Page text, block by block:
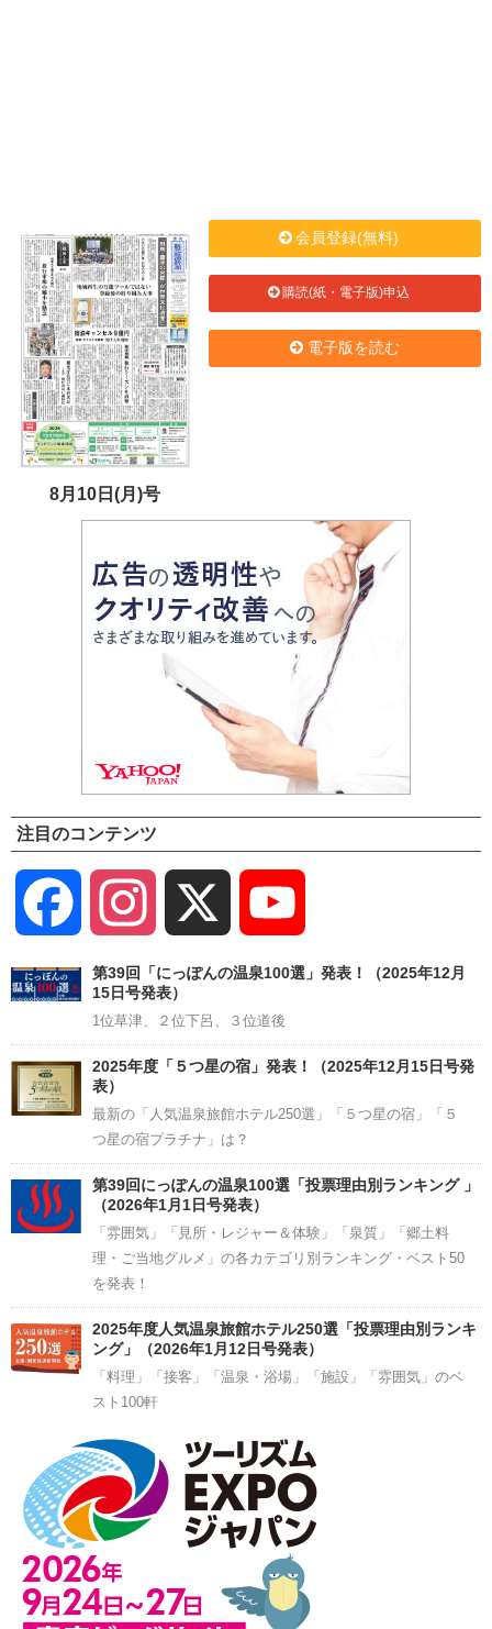
8月10日(月)号
会員登録(無料)
購読(紙・電子版)申込
電子版を読む
注目のコンテンツ
Facebook Instagram
Channel
第39回「にっぽんの温泉100選」発表！（2025年12月
15日号発表）
1位草津、２位下呂、３位道後
2025年度「５つ星の宿」発表！（2025年12月15日号発
表）
最新の「人気温泉旅館ホテル250選」「５つ星の宿」「５
つ星の宿プラチナ」は？
第39回にっぽんの温泉100選「投票理由別ランキング 」
（2026年1月1日号発表）
「雰囲気」「見所・レジャー＆体験」「泉質」「郷土料
理・ご当地グルメ」の各カテゴリ別ランキング・ベスト50
を発表！
2025年度人気温泉旅館ホテル250選「投票理由別ランキ
ング」（2026年1月12日号発表）
「料理」「接客」「温泉・浴場」「施設」「雰囲気」のベ
スト100軒